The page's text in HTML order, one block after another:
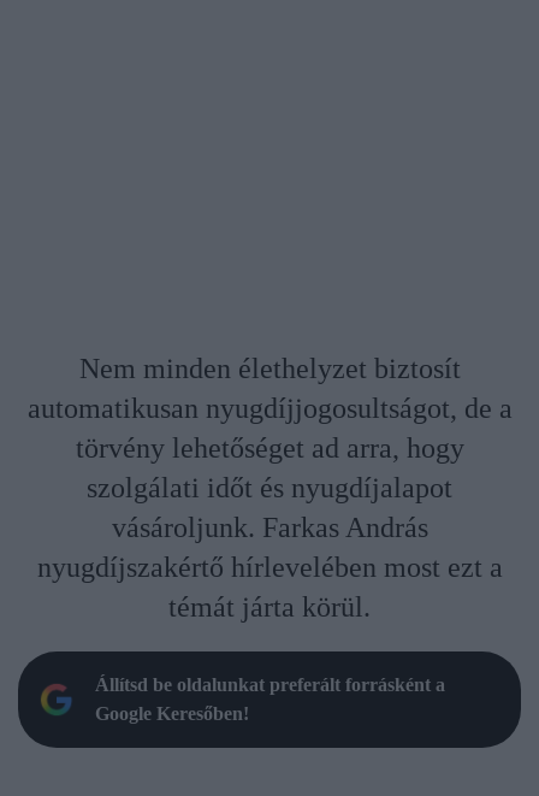
Nem minden élethelyzet biztosít
automatikusan nyugdíjjogosultságot, de a
törvény lehetőséget ad arra, hogy
szolgálati időt és nyugdíjalapot
vásároljunk. Farkas András
nyugdíjszakértő hírlevelében most ezt a
témát járta körül.
Állítsd be oldalunkat preferált forrásként a
Google Keresőben!